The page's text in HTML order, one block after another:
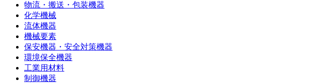
物流・搬送・包装機器
化学機械
流体機器
機械要素
保安機器・安全対策機器
環境保全機器
工業用材料
制御機器